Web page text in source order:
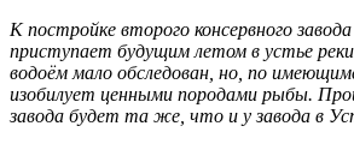
К постройке второго консервного
приступает будущим летом в устье
водоём мало обследован, но, по
изобилует ценными породами рыбы.
завода будет та же, что и у завода в